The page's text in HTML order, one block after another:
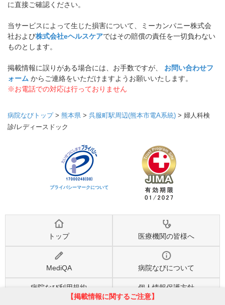
に直接ご確認ください。
当サービスによって生じた損害について、ミーカンパニー株式会
社および株式会社eヘルスケアではその賠償の責任を一切負わない
ものとします。
掲載情報に誤りがある場合には、お手数ですが、 お問い合わせフ
ォーム からご連絡をいただけますようお願いいたします。
※お電話での対応は行っておりません
病院なびトップ> 熊本県 > 呉服町駅周辺(熊本市電A系統) > 婦人科検
診/レディースドック
プライバシーマークについて
トップ 医療機関の皆様へ
MediQA 病院なびについて
病院なび利用規約
個人情報保護方針
【掲載情報に関するご注意】